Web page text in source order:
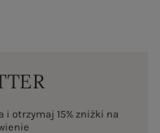
otrzymaj 15% zniżki na